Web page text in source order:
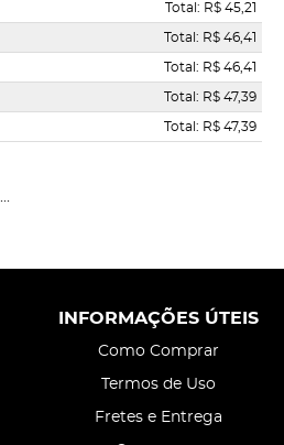
Total: R$ 45,21
Total: R$ 46,41
Total: R$ 46,41
Total: R$ 47,39
Total: R$ 47,39
INFORMAÇÕES ÚTEIS
Como Comprar
Termos de Uso
Fretes e Entrega